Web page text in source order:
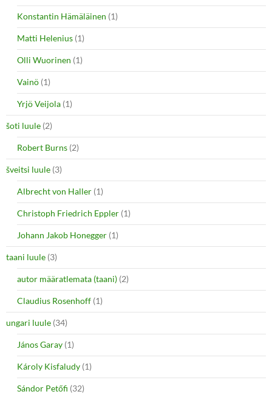
Konstantin Hämäläinen (1)
Matti Helenius (1)
Olli Wuorinen (1)
Vainö (1)
Yrjö Veijola (1)
šoti luule (2)
Robert Burns (2)
šveitsi luule (3)
Albrecht von Haller (1)
Christoph Friedrich Eppler (1)
Johann Jakob Honegger (1)
taani luule (3)
autor määratlemata (taani) (2)
Claudius Rosenhoff (1)
ungari luule (34)
János Garay (1)
Károly Kisfaludy (1)
Sándor Petőfi (32)